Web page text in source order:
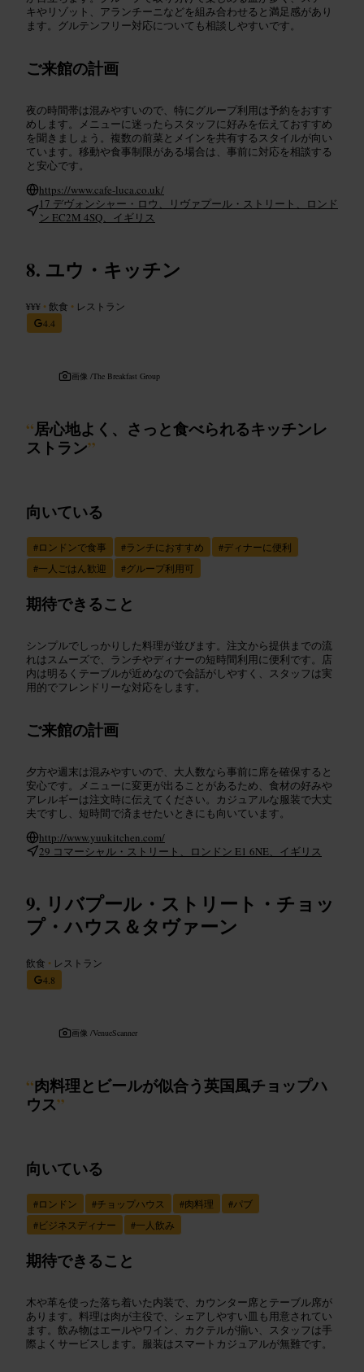
キやリゾット、アランチーニなどを組み合わせると満足感があり
ます。グルテンフリー対応についても相談しやすいです。
ご来館の計画
夜の時間帯は混みやすいので、特にグループ利用は予約をおすす
めします。メニューに迷ったらスタッフに好みを伝えておすすめ
を聞きましょう。複数の前菜とメインを共有するスタイルが向い
ています。移動や食事制限がある場合は、事前に対応を相談する
と安心です。
https://www.cafe-luca.co.uk/
17 デヴォンシャー・ロウ、リヴァプール・ストリート、ロンド
ン EC2M 4SQ、イギリス
ユウ・キッチン
¥¥¥ • 飲食 • レストラン
4.4
画像 /The Breakfast Group
“居心地よく、さっと食べられるキッチンレ
ストラン”
向いている
#ロンドンで食事 #ランチにおすすめ #ディナーに便利
#一人ごはん歓迎 #グループ利用可
期待できること
シンプルでしっかりした料理が並びます。注文から提供までの流
れはスムーズで、ランチやディナーの短時間利用に便利です。店
内は明るくテーブルが近めなので会話がしやすく、スタッフは実
用的でフレンドリーな対応をします。
ご来館の計画
夕方や週末は混みやすいので、大人数なら事前に席を確保すると
安心です。メニューに変更が出ることがあるため、食材の好みや
アレルギーは注文時に伝えてください。カジュアルな服装で大丈
夫ですし、短時間で済ませたいときにも向いています。
http://www.yuukitchen.com/
29 コマーシャル・ストリート、ロンドン E1 6NE、イギリス
リバプール・ストリート・チョッ
プ・ハウス＆タヴァーン
飲食 • レストラン
4.8
画像 /VenueScanner
“肉料理とビールが似合う英国風チョップハ
ウス”
向いている
#ロンドン #チョップハウス #肉料理 #パブ
#ビジネスディナー #一人飲み
期待できること
木や革を使った落ち着いた内装で、カウンター席とテーブル席が
あります。料理は肉が主役で、シェアしやすい皿も用意されてい
ます。飲み物はエールやワイン、カクテルが揃い、スタッフは手
際よくサービスします。服装はスマートカジュアルが無難です。